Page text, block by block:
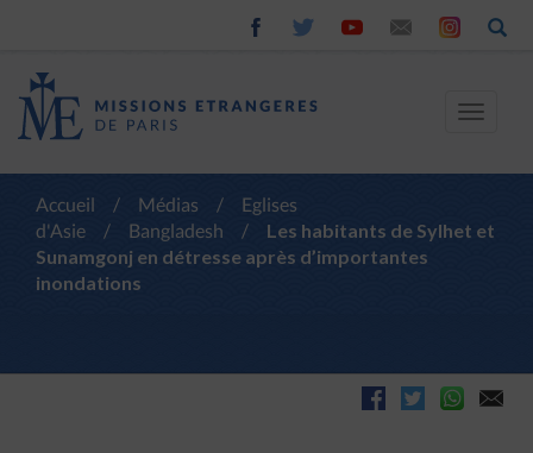
Toggle
Accueil / Médias /
Eglises
d'Asie
/ Bangladesh /
Les habitants de Sylhet et
Sunamgonj en détresse après d’importantes
inondations